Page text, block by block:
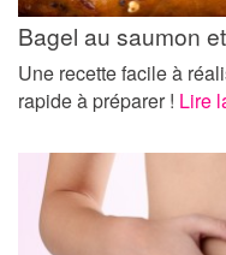
Bagel au saumon
Une recette facile à
rapide à préparer ! Lire